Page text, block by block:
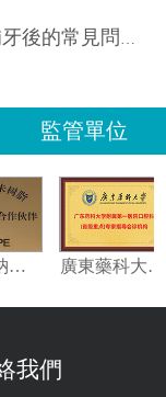
的常見問題？深圳補牙幾錢？
監管單位
我們